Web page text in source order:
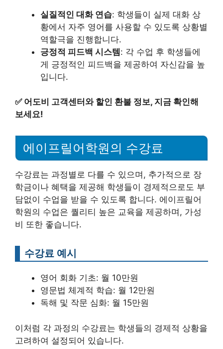
실질적인 대화 연습: 학생들이 실제 대화 상
황에서 자주 영어를 사용할 수 있도록 상황별
역할극을 진행합니다.
긍정적 피드백 시스템: 각 수업 후 학생들에
게 긍정적인 피드백을 제공하여 자신감을 높
입니다.
✅ 어도비 고객센터와 할인 환불 정보, 지금 확인해
보세요!
에이프릴어학원의 수강료
수강료는 과정별로 다를 수 있으며, 추가적으로 장
학금이나 혜택을 제공해 학생들이 경제적으로도 부
담없이 수업을 받을 수 있도록 합니다. 에이프릴어
학원의 수업은 퀄리티 높은 교육을 제공하며, 가성
비 또한 좋습니다.
수강료 예시
영어 회화 기초: 월 10만원
영문법 체계적 학습: 월 12만원
독해 및 작문 심화: 월 15만원
이처럼 각 과정의 수강료는 학생들의 경제적 상황을
고려하여 설정되어 있습니다.